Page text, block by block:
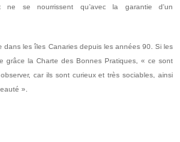
ne se nourrissent qu’avec la garantie d'un
dans les îles Canaries depuis les années 90. Si les
grâce la Charte des Bonnes Pratiques, « ce sont
car ils sont curieux et très sociables, ainsi
».